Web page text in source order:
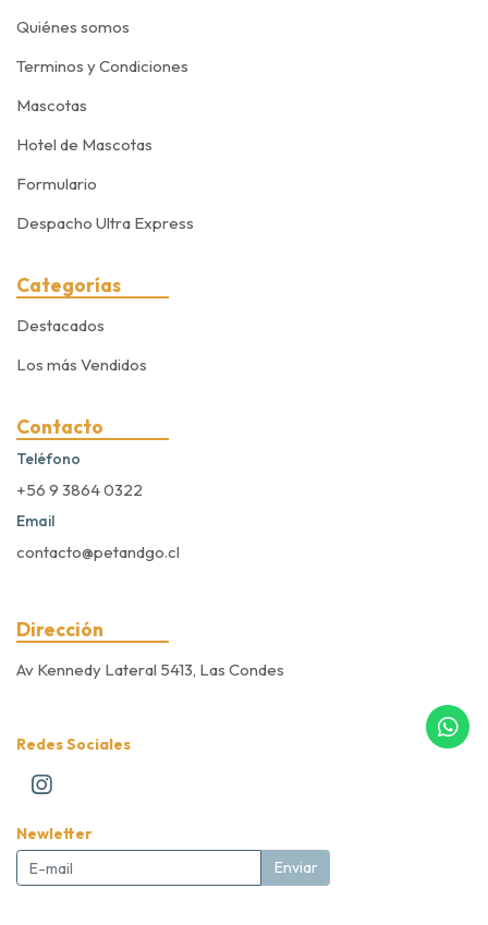
Quiénes somos
Terminos y Condiciones
Mascotas
Hotel de Mascotas
Formulario
Despacho Ultra Express
Categorías
Destacados
Los más Vendidos
Contacto
Teléfono
+56 9 3864 0322
Email
contacto@petandgo.cl
Dirección
Av Kennedy Lateral 5413, Las Condes
Redes Sociales
Newletter
Enviar